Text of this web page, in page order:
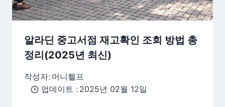
알라딘 중고서점 재고확인 조회 방법 총
정리(2025년 최신)
작성자: 머니헬프
업데이트 : 2025년 02월 12일